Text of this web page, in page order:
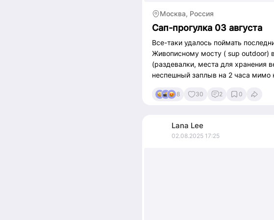
Москва, Россия
Сап-прогулка 03 августа
Все-таки удалось поймать
Живописному мосту ( sup outdoor)
(раздевалки, места для хранения
неспешный заплыв на 2 часа мимо
8 30 2 0
Lana Lee
02.08.2025 17:25